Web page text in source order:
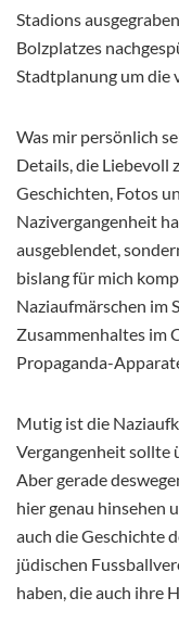
Stadions
Bolzplatzes
Stadtplanung um die
Was mir persönlich
Details, die Liebevoll
Geschichten, Fotos
Nazivergangenheit
ausgeblendet,
bislang für mich
Naziaufmärschen im
Zusammenhaltes im
Propaganda-
Mutig ist die
Vergangenheit sollte
Aber gerade
hier genau hinsehen
auch die Geschichte
jüdischen
haben, die auch ihre